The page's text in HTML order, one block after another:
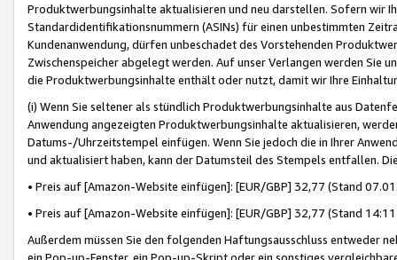
Produktwerbungsinhalte aktualisieren und neu darstellen. Sofern wir
Standardidentifikationsnummern (ASINs) für einen unbestimmten
Kundenanwendung, dürfen unbeschadet des Vorstehenden
Zwischenspeicher abgelegt werden. Auf unser Verlangen werden Sie
die Produktwerbungsinhalte enthält oder nutzt, damit wir Ihre
(i) Wenn Sie seltener als stündlich Produktwerbungsinhalte aus
Anwendung angezeigten Produktwerbungsinhalte aktualisieren,
Datums-/Uhrzeitstempel einfügen. Wenn Sie jedoch die in Ihrer
und aktualisiert haben, kann der Datumsteil des Stempels entfallen.
• Preis auf [Amazon-Website einfügen]: [EUR/GBP] 32,77 (Stand
• Preis auf [Amazon-Website einfügen]: [EUR/GBP] 32,77 (Stand
Außerdem müssen Sie den folgenden Haftungsausschluss entweder
ein Pop-up-Fenster, ein Pop-up-Skript oder ein sonstiges